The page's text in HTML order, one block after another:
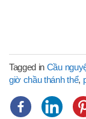
Tagged in Cầu
giờ chầu thánh thể,